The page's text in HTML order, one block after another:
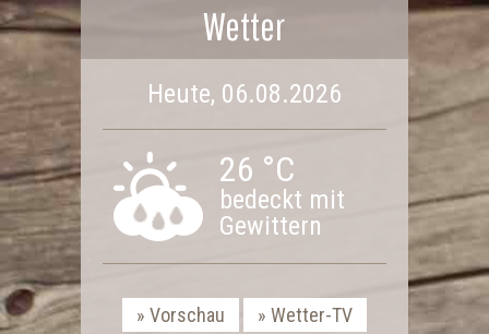
Wetter
Heute, 06.08.2026
26 °C
bedeckt mit
Gewittern
Vorschau Wetter-TV